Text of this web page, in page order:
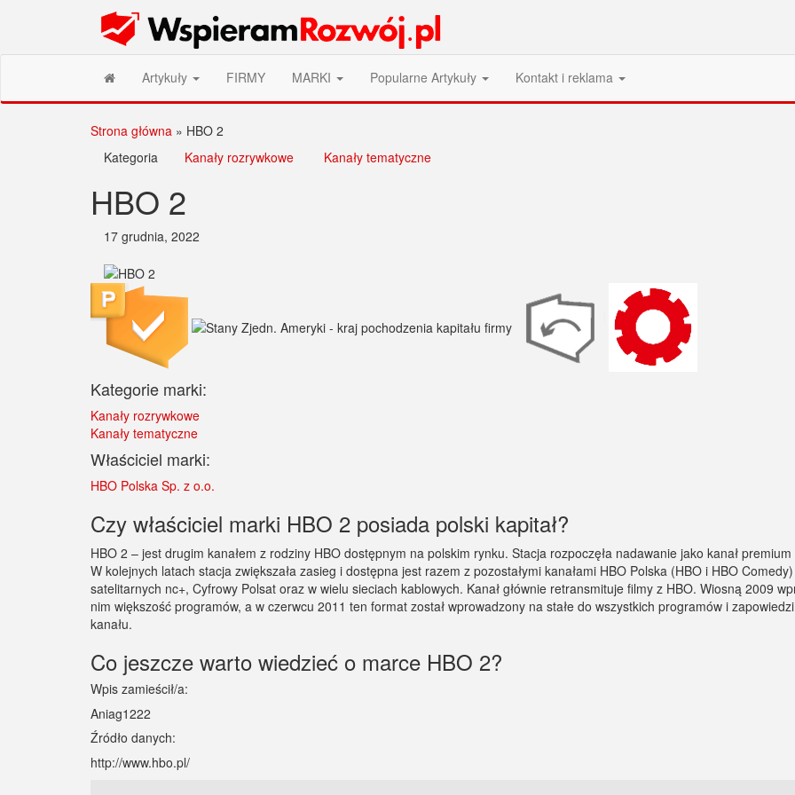
Wspieram Rozwój PL
Artykuły FIRMY MARKI Popularne Artykuły Kontakt i reklama
Strona główna » HBO 2
Kategoria
Kanały rozrywkowe Kanały tematyczne
HBO 2
17 grudnia, 2022
Kategorie marki:
Kanały rozrywkowe
Kanały tematyczne
Właściciel marki:
HBO Polska Sp. z o.o.
Czy właściciel marki HBO 2 posiada polski kapitał?
HBO 2 – jest drugim kanałem z rodziny HBO dostępnym na polskim rynku. Stacja rozpoczęła nadawanie jako kanał
W kolejnych latach stacja zwiększała zasieg i dostępna jest razem z pozostałymi kanałami HBO Polska (HBO i HBO
satelitarnych nc+, Cyfrowy Polsat oraz w wielu sieciach kablowych. Kanał głównie retransmituje filmy z HBO. Wiosną 2009
nim większość programów, a w czerwcu 2011 ten format został wprowadzony na stałe do wszystkich programów i
kanału.
Co jeszcze warto wiedzieć o marce HBO 2?
Wpis zamieścił/a:
Aniag1222
Źródło danych:
http://www.hbo.pl/